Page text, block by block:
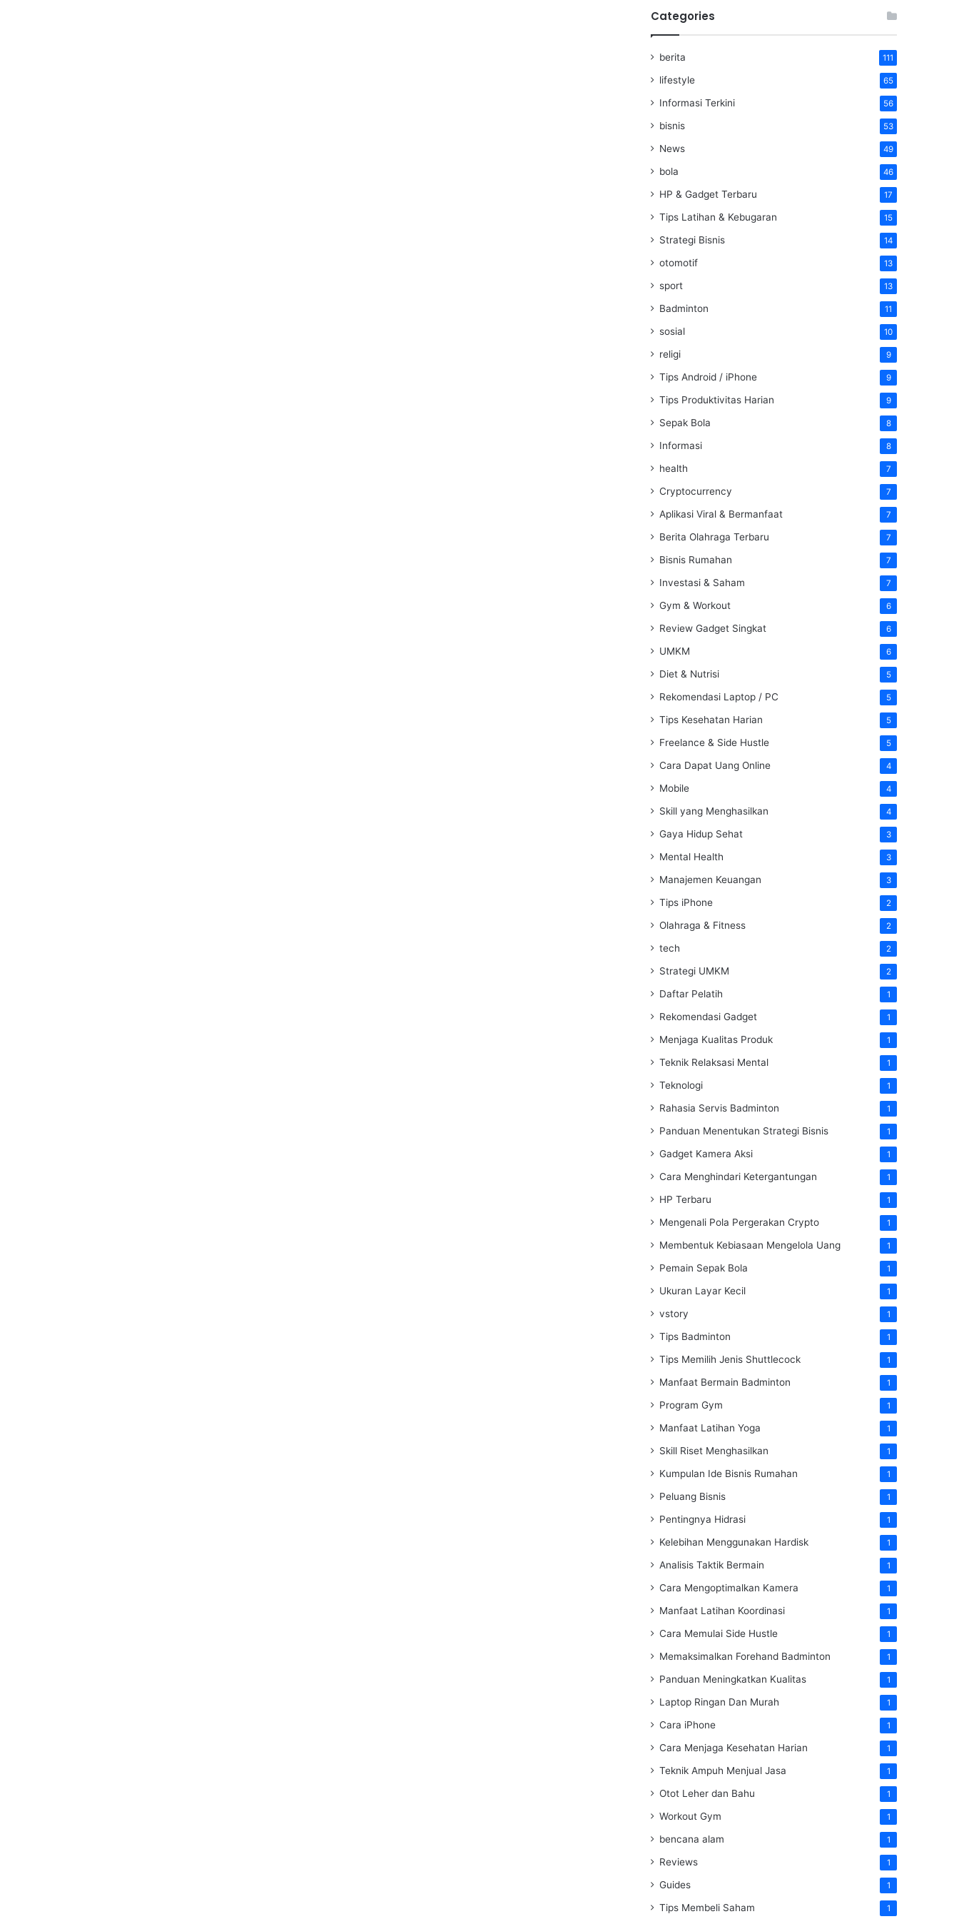
Categories
berita 111
lifestyle 65
Informasi Terkini 56
bisnis 53
News 49
bola 46
HP & Gadget Terbaru 17
Tips Latihan & Kebugaran 15
Strategi Bisnis 14
otomotif 13
sport 13
Badminton 11
sosial 10
religi 9
Tips Android / iPhone 9
Tips Produktivitas Harian 9
Sepak Bola 8
Informasi 8
health 7
Cryptocurrency 7
Aplikasi Viral & Bermanfaat 7
Berita Olahraga Terbaru 7
Bisnis Rumahan 7
Investasi & Saham 7
Gym & Workout 6
Review Gadget Singkat 6
UMKM 6
Diet & Nutrisi 5
Rekomendasi Laptop / PC 5
Tips Kesehatan Harian 5
Freelance & Side Hustle 5
Cara Dapat Uang Online 4
Mobile 4
Skill yang Menghasilkan 4
Gaya Hidup Sehat 3
Mental Health 3
Manajemen Keuangan 3
Tips iPhone 2
Olahraga & Fitness 2
tech 2
Strategi UMKM 2
Daftar Pelatih 1
Rekomendasi Gadget 1
Menjaga Kualitas Produk 1
Teknik Relaksasi Mental 1
Teknologi 1
Rahasia Servis Badminton 1
Panduan Menentukan Strategi Bisnis 1
Gadget Kamera Aksi 1
Cara Menghindari Ketergantungan 1
HP Terbaru 1
Mengenali Pola Pergerakan Crypto 1
Membentuk Kebiasaan Mengelola Uang 1
Pemain Sepak Bola 1
Ukuran Layar Kecil 1
vstory 1
Tips Badminton 1
Tips Memilih Jenis Shuttlecock 1
Manfaat Bermain Badminton 1
Program Gym 1
Manfaat Latihan Yoga 1
Skill Riset Menghasilkan 1
Kumpulan Ide Bisnis Rumahan 1
Peluang Bisnis 1
Pentingnya Hidrasi 1
Kelebihan Menggunakan Hardisk 1
Analisis Taktik Bermain 1
Cara Mengoptimalkan Kamera 1
Manfaat Latihan Koordinasi 1
Cara Memulai Side Hustle 1
Memaksimalkan Forehand Badminton 1
Panduan Meningkatkan Kualitas 1
Laptop Ringan Dan Murah 1
Cara iPhone 1
Cara Menjaga Kesehatan Harian 1
Teknik Ampuh Menjual Jasa 1
Otot Leher dan Bahu 1
Workout Gym 1
bencana alam 1
Reviews 1
Guides 1
Tips Membeli Saham 1